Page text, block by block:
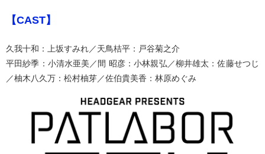
【CAST】
久我十和：上坂すみれ／天鳥桔平：戸谷菊之介
平田紗季：小清水亜美／間 昭彦：小林親弘／柳井雄太：佐藤せつじ
／柚木八久万：松村柚芽／佐伯貴美香：林原めぐみ